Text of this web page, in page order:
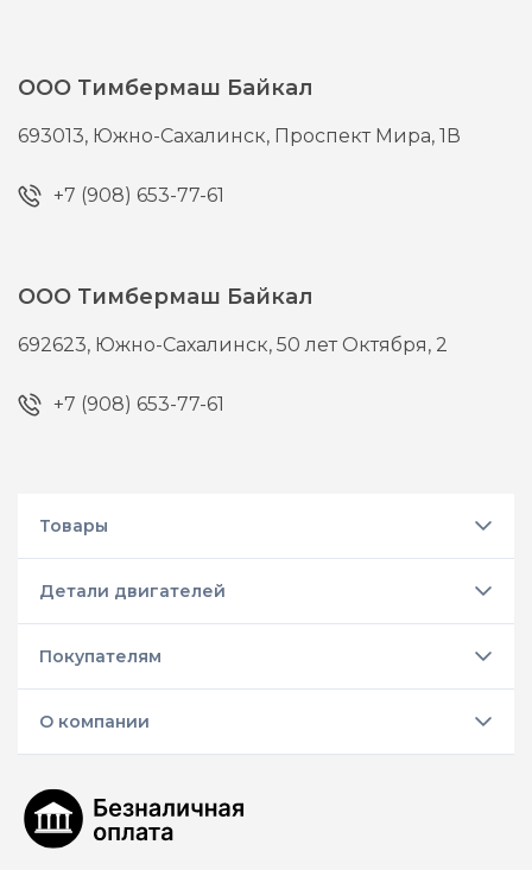
ООО Тимбермаш Байкал
693013, Южно-Сахалинск, Проспект Мира, 1В
+7 (908) 653-77-61
ООО Тимбермаш Байкал
692623, Южно-Сахалинск,50 лет Октября, 2
+7 (908) 653-77-61
Товары
Детали двигателей
Покупателям
О компании